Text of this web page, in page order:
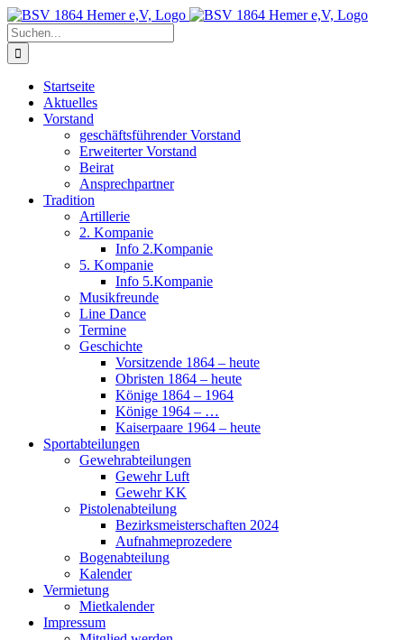
Zum
Inhalt
springen
Suche
nach:
Startseite
Aktuelles
Vorstand
geschäftsführender Vorstand
Erweiterter Vorstand
Beirat
Ansprechpartner
Tradition
Artillerie
2. Kompanie
Info 2.Kompanie
5. Kompanie
Info 5.Kompanie
Musikfreunde
Line Dance
Termine
Geschichte
Vorsitzende 1864 – heute
Obristen 1864 – heute
Könige 1864 – 1964
Könige 1964 – …
Kaiserpaare 1964 – heute
Sportabteilungen
Gewehrabteilungen
Gewehr Luft
Gewehr KK
Pistolenabteilung
Bezirksmeisterschaften 2024
Aufnahmeprozedere
Bogenabteilung
Kalender
Vermietung
Mietkalender
Impressum